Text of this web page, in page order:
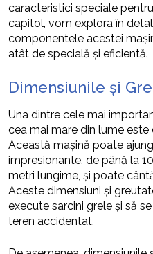
caracteristici speciale
capitol, vom explora în
componentele acestei
atât de specială și eficientă.
Dimensiunile și
Una dintre cele mai
cea mai mare din lume este
Această mașină poate
impresionante, de până la
metri lungime, și poate
Aceste dimensiuni și
execute sarcini grele și să
teren accidentat.